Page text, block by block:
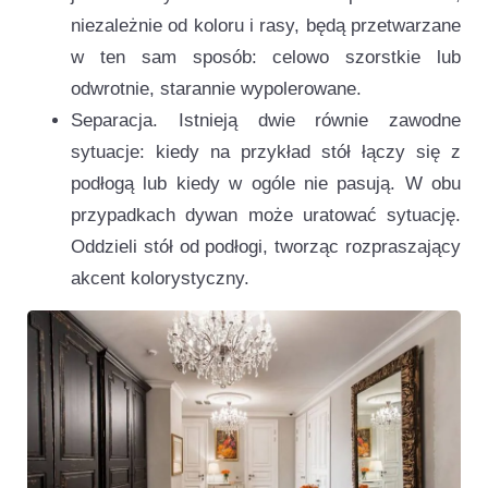
niezależnie od koloru i rasy, będą przetwarzane
w ten sam sposób: celowo szorstkie lub
odwrotnie, starannie wypolerowane.
Separacja. Istnieją dwie równie zawodne
sytuacje: kiedy na przykład stół łączy się z
podłogą lub kiedy w ogóle nie pasują. W obu
przypadkach dywan może uratować sytuację.
Oddzieli stół od podłogi, tworząc rozpraszający
akcent kolorystyczny.